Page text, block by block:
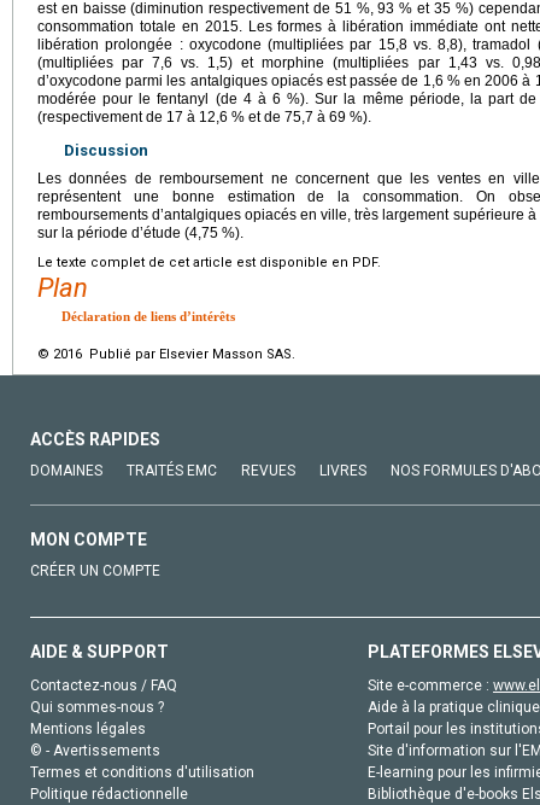
est en baisse (diminution respectivement de 51 %, 93 % et 35 %)
consommation totale en 2015. Les formes à libération immédiate ont
libération prolongée : oxycodone (multipliées par 15,8 vs. 8,8),
(multipliées par 7,6 vs. 1,5) et morphine (multipliées par 1,43 vs.
d’oxycodone parmi les antalgiques opiacés est passée de 1,6 % en 2006 à
modérée pour le fentanyl (de 4 à 6 %). Sur la même période, la part
(respectivement de 17 à 12,6 % et de 75,7 à 69 %).
Discussion
Les données de remboursement ne concernent que les ventes en
représentent une bonne estimation de la consommation. On
remboursements d’antalgiques opiacés en ville, très largement supérieure
sur la période d’étude (4,75 %).
Le texte complet de cet article est disponible en PDF.
Plan
Déclaration de liens d’intérêts
© 2016 Publié par Elsevier Masson SAS.
ACCÈS RAPIDES
DOMAINES TRAITÉS EMC REVUES LIVRES NOS FORMULES
MON COMPTE
CRÉER UN COMPTE
AIDE & SUPPORT
Contactez-nous / FAQ
Qui sommes-nous ?
Mentions légales
© - Avertissements
Termes et conditions d'utilisation
Politique rédactionnelle
PLATEFORMES
Site e-commerce :
Aide à la pratique
Portail pour les
Site d'information sur
E-learning pour les
Bibliothèque d'e-books